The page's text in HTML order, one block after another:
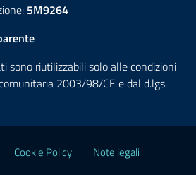
5M9264
sono riutilizzabili solo alle condizioni
2003/98/CE e dal d.lgs.
Cookie Policy Note legali